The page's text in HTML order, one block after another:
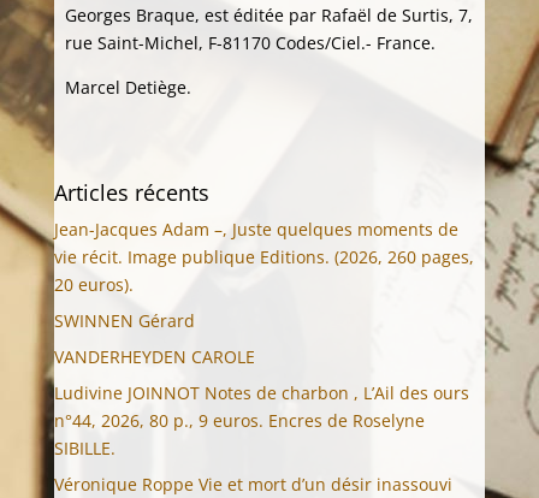
Georges Braque, est éditée par Rafaël de Surtis, 7,
rue Saint-Michel, F-81170 Codes/Ciel.- France.
Marcel Detiège.
Articles récents
Jean-Jacques Adam –, Juste quelques moments de
vie récit. Image publique Editions. (2026, 260 pages,
20 euros).
SWINNEN Gérard
VANDERHEYDEN CAROLE
Ludivine JOINNOT Notes de charbon , L’Ail des ours
n°44, 2026, 80 p., 9 euros. Encres de Roselyne
SIBILLE.
Véronique Roppe Vie et mort d’un désir inassouvi